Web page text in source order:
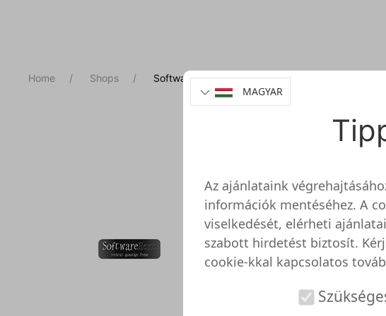
Home Shops SoftwareHexe
Erről az üzletről
SoftwareHexe-t
MAGYAR
Az ajánlataink
információk mentéséhez. A
viselkedését, elérheti
szabott hirdetést biztosít.
cookie-kkal kapcsolatos